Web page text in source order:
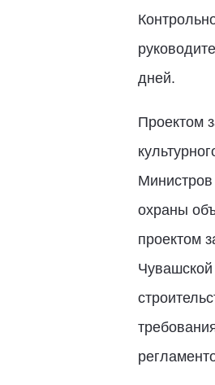
дней.
Проектом
охраны
проектом